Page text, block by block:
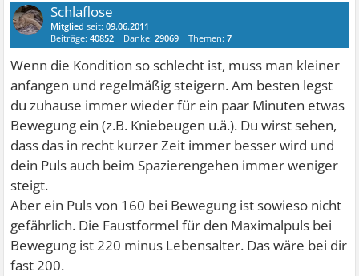
Schlaflose
Mitglied seit:09.06.2011
Beiträge:40852 Danke:29069 Themen:7
Wenn die Kondition so schlecht ist, muss man kleiner
anfangen und regelmäßig steigern. Am besten legst
du zuhause immer wieder für ein paar Minuten etwas
Bewegung ein (z.B. Kniebeugen u.ä.). Du wirst sehen,
dass das in recht kurzer Zeit immer besser wird und
dein Puls auch beim Spazierengehen immer weniger
steigt.
Aber ein Puls von 160 bei Bewegung ist sowieso nicht
gefährlich. Die Faustformel für den Maximalpuls bei
Bewegung ist 220 minus Lebensalter. Das wäre bei dir
fast 200.